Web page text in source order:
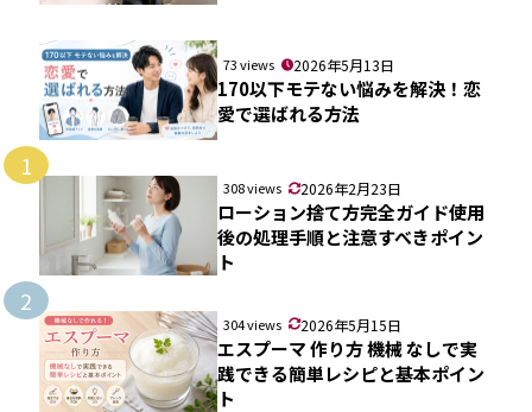
73 views 2026年5月13日
170以下モテない悩みを解決！恋
愛で選ばれる方法
1
308 views 2026年2月23日
ローション捨て方完全ガイド使用
後の処理手順と注意すべきポイン
ト
2
304 views 2026年5月15日
エスプーマ 作り方 機械 なしで実
践できる簡単レシピと基本ポイン
ト